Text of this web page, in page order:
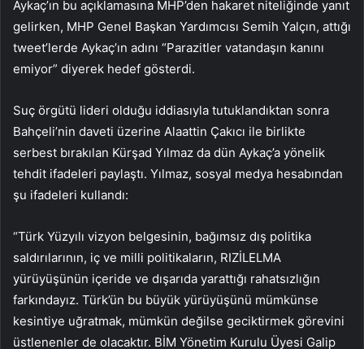
Aykaç’ın bu açıklamasına MHP’den hakaret niteliğinde yanıt
gelirken, MHP Genel Başkan Yardımcısı Semih Yalçın, attığı
tweet’lerde Aykaç’ın adını “Parazitler vatandaşın kanını
emiyor” diyerek hedef gösterdi.
Suç örgütü lideri olduğu iddiasıyla tutuklandıktan sonra
Bahçeli’nin daveti üzerine Alaattin Çakıcı ile birlikte
serbest bırakılan Kürşad Yılmaz da dün Aykaç’a yönelik
tehdit ifadeleri paylaştı. Yılmaz, sosyal medya hesabından
şu ifadeleri kullandı:
“Türk Yüzyılı vizyon belgesinin, bağımsız dış politika
saldırılarının, iç ve milli politikaların, RIZİLELMA
yürüyüşünün içeride ve dışarıda yarattığı rahatsızlığın
farkındayız. Türk’ün bu büyük yürüyüşünü mümkünse
kesintiye uğratmak, mümkün değilse geciktirmek görevini
üstlenenler de olacaktır. BİM Yönetim Kurulu Üyesi Galip